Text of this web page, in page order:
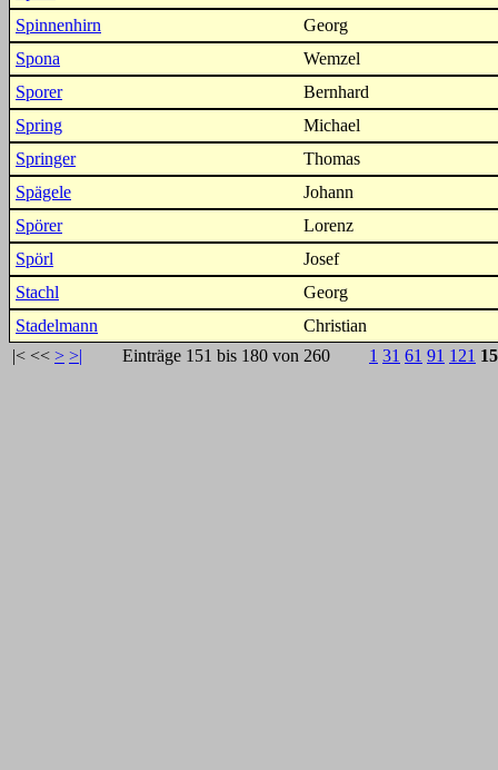
Spinnenhirn
Georg
Spona
Wemzel
Sporer
Bernhard
Spring
Michael
Springer
Thomas
Spägele
Johann
Spörer
Lorenz
Spörl
Josef
Stachl
Georg
Stadelmann
Christian
|< << > >| Einträge 151 bis 180 von 260 1 31 61 91 121